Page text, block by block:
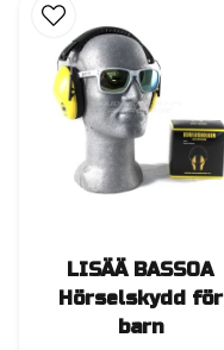
LISÄÄ BASSOA
Hörselskydd för
barn